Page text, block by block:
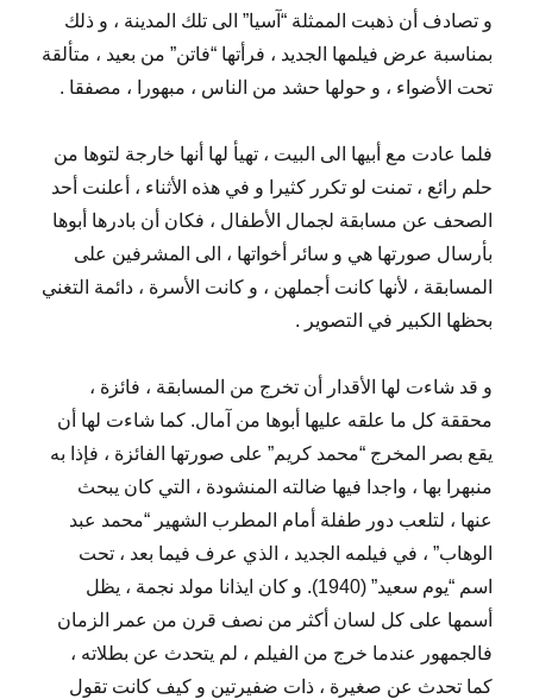
و تصادف أن ذهبت الممثلة “آسيا” الى تلك المدينة ، و ذلك
بمناسبة عرض فيلمها الجديد ، فرأتها “فاتن” من بعيد ، متألقة
تحت الأضواء ، و حولها حشد من الناس ، مبهورا ، مصفقا .
فلما عادت مع أبيها الى البيت ، تهيأ لها أنها خارجة لتوها من
حلم رائع ، تمنت لو تكرر كثيرا و في هذه الأثناء ، أعلنت أحد
الصحف عن مسابقة لجمال الأطفال ، فكان أن بادرها أبوها
بأرسال صورتها هي و سائر أخواتها ، الى المشرفين على
المسابقة ، لأنها كانت أجملهن ، و كانت الأسرة ، دائمة التغني
بحظها الكبير في التصوير .
و قد شاءت لها الأقدار أن تخرج من المسابقة ، فائزة ،
محققة كل ما علقه عليها أبوها من آمال. كما شاءت لها أن
يقع بصر المخرج “محمد كريم” على صورتها الفائزة ، فإذا به
منبهرا بها ، واجدا فيها ضالته المنشودة ، التي كان يبحث
عنها ، لتلعب دور طفلة أمام المطرب الشهير “محمد عبد
الوهاب” ، في فيلمه الجديد ، الذي عرف فيما بعد ، تحت
اسم “يوم سعيد” (1940). و كان ايذانا مولد نجمة ، يظل
أسمها على كل لسان أكثر من نصف قرن من عمر الزمان
فالجمهور عندما خرج من الفيلم ، لم يتحدث عن بطلاته ،
كما تحدث عن صغيرة ، ذات ضفيرتين و كيف كانت تقول